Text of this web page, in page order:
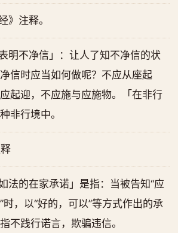
》注释。
明不净信」：让人了知不净信的状
信时应当如何做呢？不应从座起
起迎，不应施与应施物。「在非行
非行境中。
法的在家承诺」是指：当被告知“应
，以“好的，可以”等方式作出的承
不践行诺言，欺骗违信。